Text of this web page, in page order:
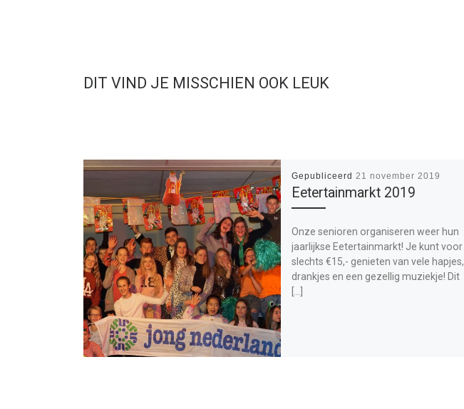
DIT VIND JE MISSCHIEN OOK LEUK
Gepubliceerd 21 november 2019
Eetertainmarkt 2019
Onze senioren organiseren weer hun
jaarlijkse Eetertainmarkt! Je kunt voor
slechts €15,- genieten van vele hapjes,
drankjes en een gezellig muziekje! Dit